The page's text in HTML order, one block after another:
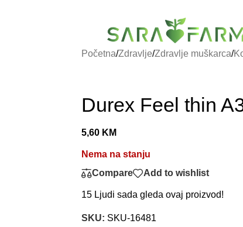
Početna/Zdravlje/Zdravlje muškarca/
Durex Feel thin
5,60 KM
Nema na stanju
Compare
Add to wishlist
15 Ljudi sada gleda ovaj proizvod!
SKU: SKU-16481